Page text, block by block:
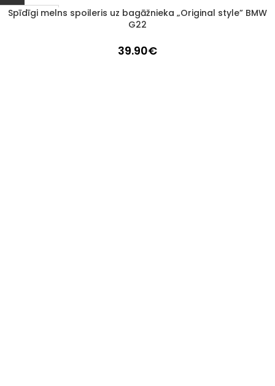
1–3 d. d.
Spīdīgi melns spoileris uz bagāžnieka „Original style” BMW
G22
39.90€